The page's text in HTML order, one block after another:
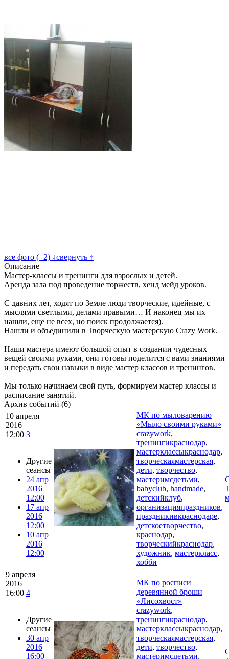
все фото (+2) ↓свернуть ↑
Описание
Мастер-классы и тренинги для взрослых и детей.
Аренда зала под проведение торжеств, хенд мейд уроков.
С давних лет, ходят по Земле люди творческие, идейные, с
мыслями светлыми, делами правыми… И наконец мы их
нашли, еще не всех, но поиск продолжается).
Нашли и объединили в Творческую мастерскую Crazy Work.
Наши мастера имеют большой опыт в создании чудесных
вещей своими руками, они готовы поделится с вами знаниями
и передать свои навыки в виде мастер классов и тренингов.
Мы только начинаем свой путь, формируем мастер классы и
расписание занятий.
Архив событий (6)
10 апреля
2016
12:00 3
Другие
сеансы
24 апр
2016
12:00
17 апр
2016
12:00
10 апр
2016
12:00
МК по мыловарению
«Мыло своими руками»
crazywork,
тренингикраснодар,
мастерклассыкраснодар,
творческаямастерская,
дети, творчество,
мастеримсдетьми,
babyclub, handmade,
детскийклуб,
организацияпраздников,
праздникивкраснодаре,
детскоетворчество,
краснодар,
творческийкраснодар,
художник, мастеркласс,
хобби
9 апреля
2016
16:00 4
Другие
сеансы
30 апр
2016
16:00
МК по росписи
деревянной броши
«Лисохвост»
crazywork,
тренингикраснодар,
мастерклассыкраснодар,
творческаямастерская,
дети, творчество,
мастеримсдетьми,